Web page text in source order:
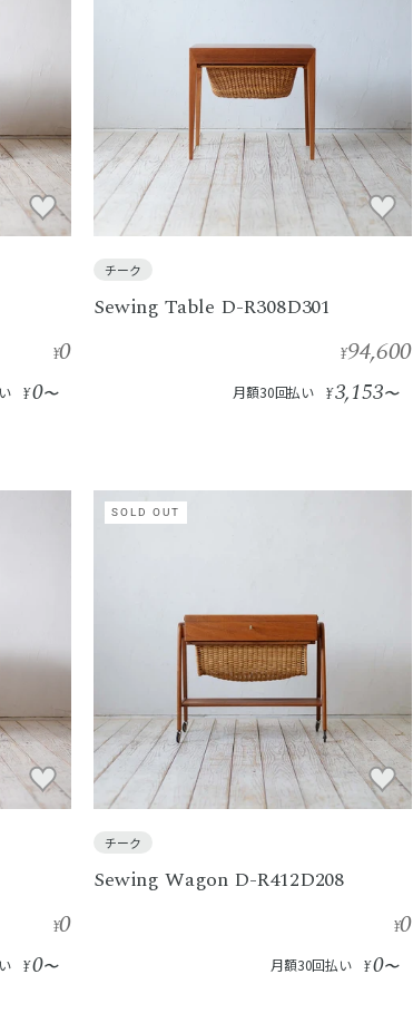
¥0
¥0〜
チーク
Sewing Table D-R308D301
¥94,600
月額30回払い ¥3,153〜
¥0
¥0〜
SOLD OUT
チーク
Sewing Wagon D-R412D208
¥0
月額30回払い ¥0〜